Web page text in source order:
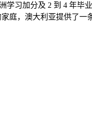
习加分及 2 到 4 年毕
庭，澳大利亚提供了一